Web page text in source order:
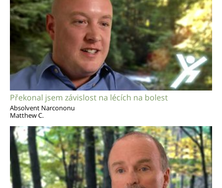
Překonal jsem závislost na lécích na bolest
Absolvent Narcononu
Matthew C.